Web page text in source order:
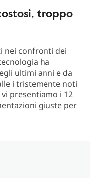
troppo
nei confronti dei
ha
ultimi anni e da
i tristemente noti
presentiamo i 12
giuste per